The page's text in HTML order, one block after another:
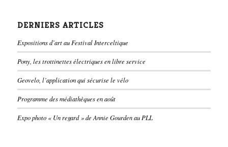
DERNIERS ARTICLES
Expositions d’art au Festival Interceltique
Pony, les trottinettes électriques en libre service
Geovelo, l’application qui sécurise le vélo
Programme des médiathèques en août
Expo photo « Un regard » de Annie Gourden au PLL